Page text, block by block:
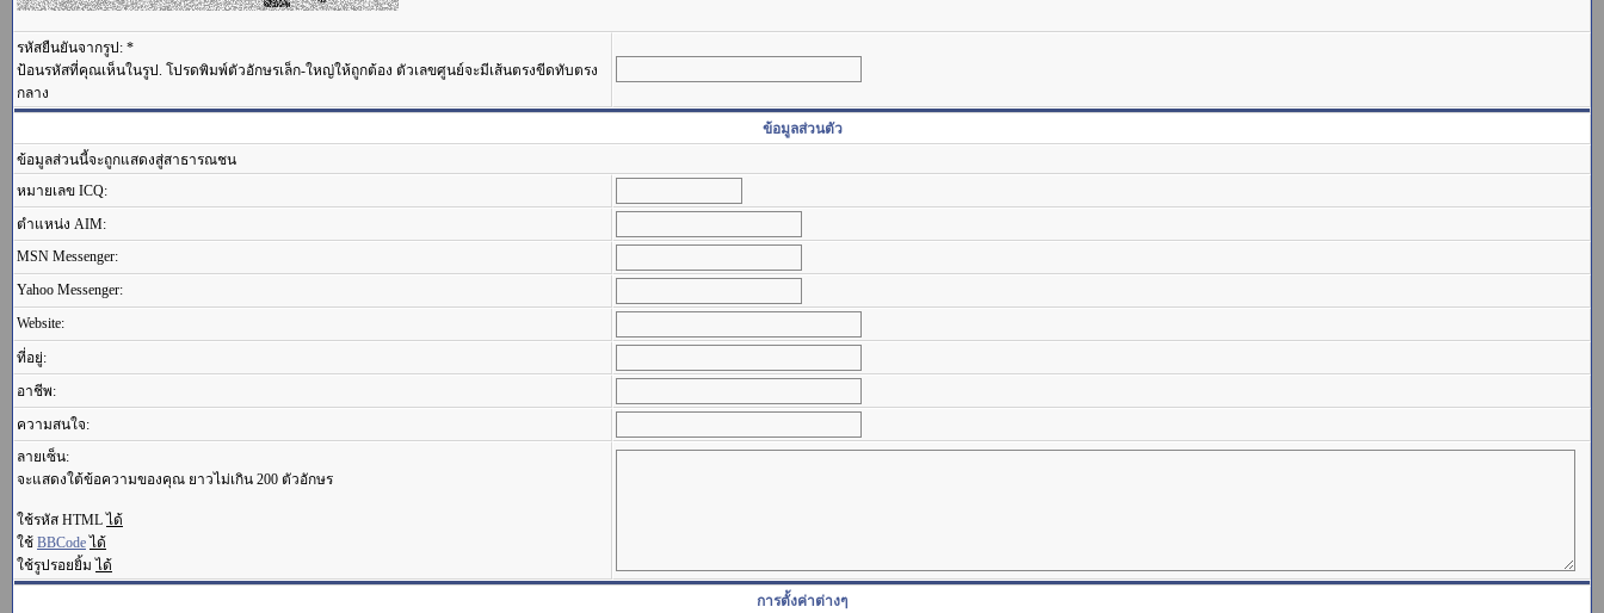
รหัสยืนยันจากรูป: *
ป้อนรหัสที่คุณเห็นในรูป. โปรดพิมพ์ตัวอักษรเล็ก-ใหญ่ให้ถูกต้อง ตัวเลขศูนย์จะมีเส้นตรงขีดทับตรง
กลาง
ข้อมูลส่วนตัว
ข้อมูลส่วนนี้จะถูกแสดงสู่สาธารณชน
หมายเลข ICQ:
ตำแหน่ง AIM:
MSN Messenger:
Yahoo Messenger:
Website:
ที่อยู่:
อาชีพ:
ความสนใจ:
ลายเซ็น:
จะแสดงใต้ข้อความของคุณ ยาวไม่เกิน 200 ตัวอักษร
ใช้รหัส HTML ได้
ใช้ BBCode ได้
ใช้รูปรอยยิ้ม ได้
การตั้งค่าต่างๆ